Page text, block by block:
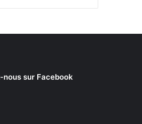
nous sur Facebook